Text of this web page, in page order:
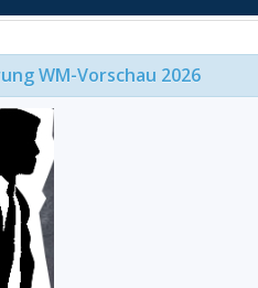
WM-Vorschau 2026